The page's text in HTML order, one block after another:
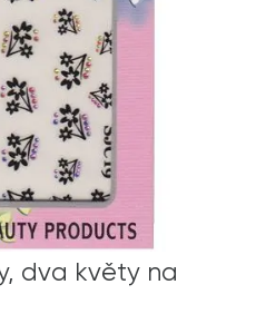
dva květy na